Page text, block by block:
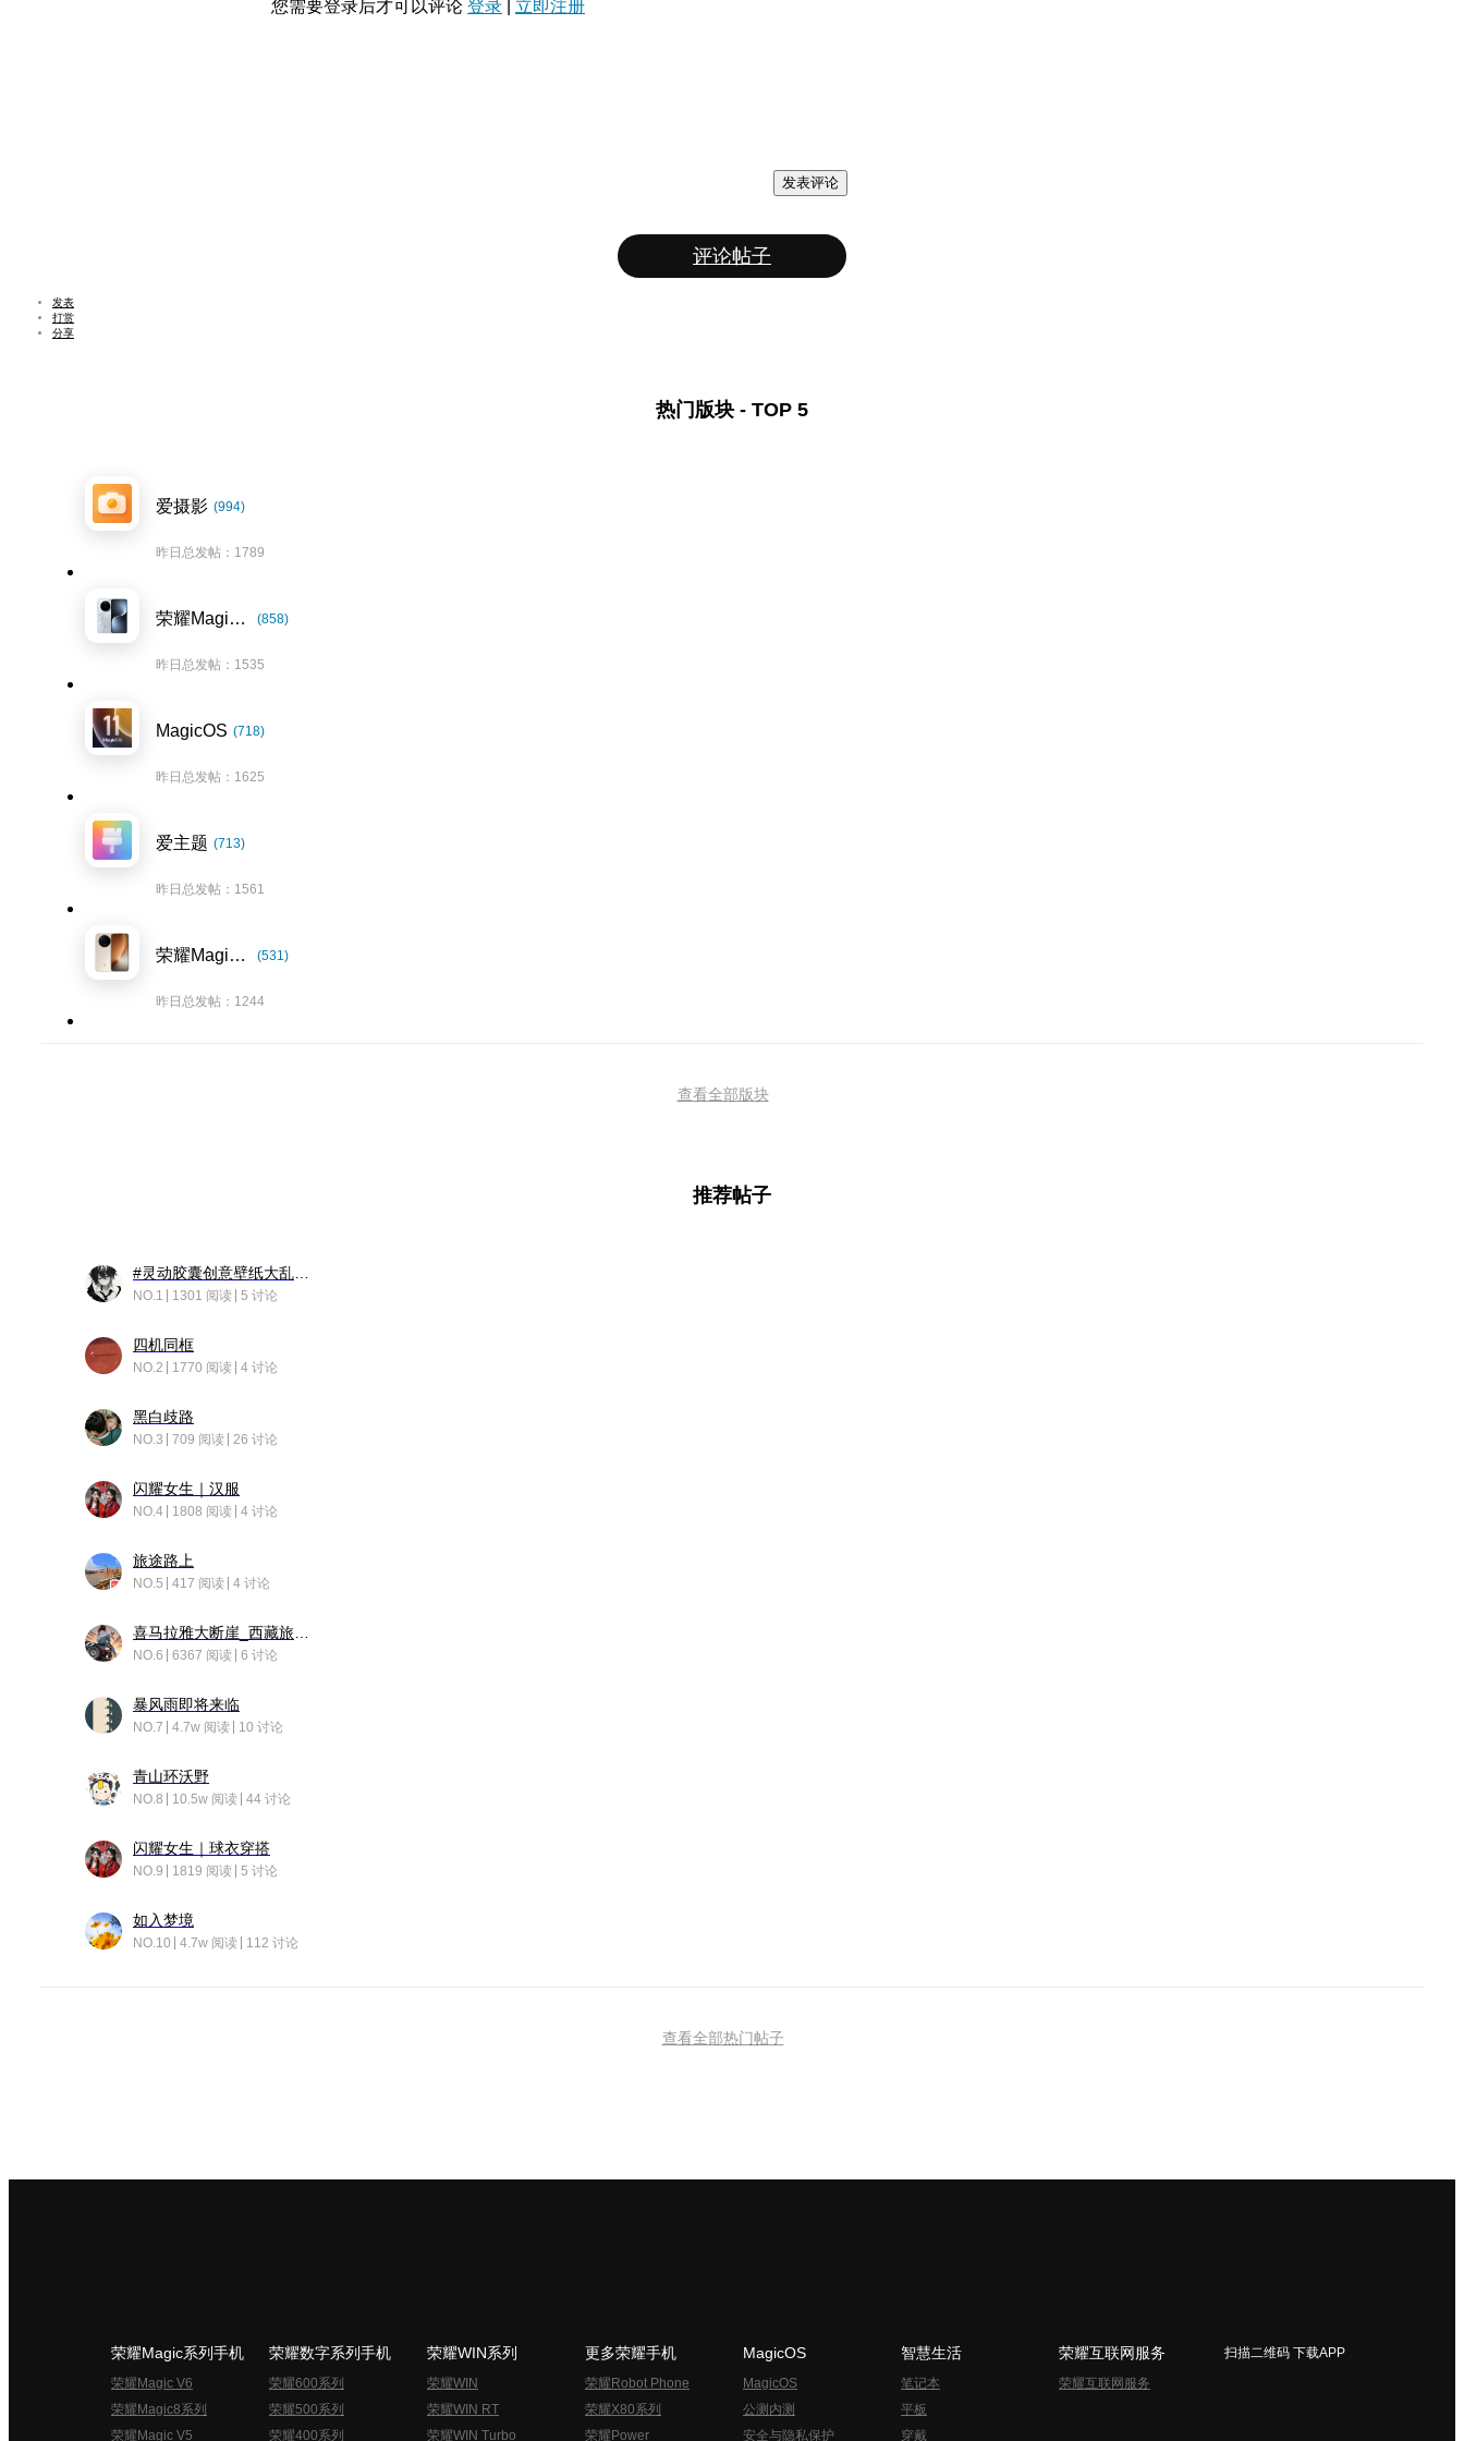
您需要登录后才可以评论 登录 立即注册
发表评论
评论帖子
发表
打赏
分享
热门版块 - TOP 5
爱摄影 (994)
昨日总发帖：1789
荣耀Magic7系列 (858)
昨日总发帖：1535
MagicOS (718)
昨日总发帖：1625
爱主题 (713)
昨日总发帖：1561
荣耀Magic8系列 (531)
昨日总发帖：1244
查看全部版块
推荐帖子
NO.1 1301 阅读 5 讨论
四机同框
NO.2 1770 阅读 4 讨论
黑白歧路
NO.3 709 阅读 26 讨论
闪耀女生｜汉服
NO.4 1808 阅读 4 讨论
旅途路上
NO.5 417 阅读 4 讨论
NO.6 6367 阅读 6 讨论
暴风雨即将来临
NO.7 4.7w 阅读 10 讨论
青山环沃野
NO.8 10.5w 阅读 44 讨论
闪耀女生｜球衣穿搭
NO.9 1819 阅读 5 讨论
如入梦境
NO.10 4.7w 阅读 112 讨论
查看全部热门帖子
荣耀Magic系列手机
荣耀Magic V6
荣耀Magic8系列
荣耀Magic V5
荣耀数字系列手机
荣耀600系列
荣耀500系列
荣耀400系列
荣耀WIN系列
荣耀WIN
荣耀WIN RT
荣耀WIN Turbo
更多荣耀手机
荣耀Robot Phone
荣耀X80系列
荣耀Power
MagicOS
MagicOS
公测内测
安全与隐私保护
智慧生活
笔记本
平板
穿戴
荣耀互联网服务
荣耀互联网服务
扫描二维码 下载APP